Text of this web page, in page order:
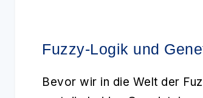
Fuzzy-Logik und
Bevor wir in die Welt der